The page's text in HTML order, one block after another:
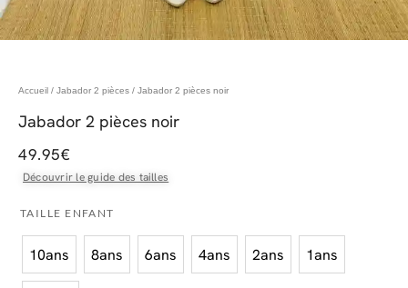
Accueil / Jabador 2 pièces / Jabador 2 pièces noir
Jabador 2 pièces noir
49.95€
Découvrir le guide des tailles
TAILLE ENFANT
10ans 8ans 6ans 4ans 2ans 1ans
quantité
de
Jabador
2